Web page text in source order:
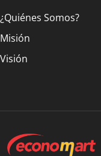
¿Quiénes Somos?
Misión
Visión